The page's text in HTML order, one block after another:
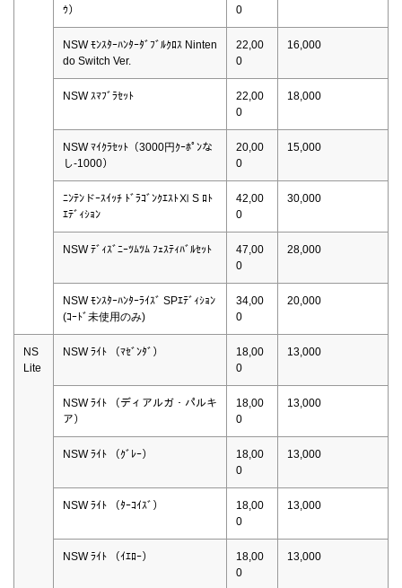
ｳ）
0
NSW ﾓﾝｽﾀｰﾊﾝﾀｰﾀﾞﾌﾞﾙｸﾛｽ Ninten
do Switch Ver.
22,00
0
16,000
NSW ｽﾏﾌﾞﾗｾｯﾄ
22,00
0
18,000
NSW ﾏｲｸﾗｾｯﾄ（3000円ｸｰﾎﾟﾝな
し-1000）
20,00
0
15,000
ﾆﾝﾃﾝドｰｽｲｯﾁ ﾄﾞﾗｺﾞﾝｸｴｽﾄⅪ S ﾛﾄ
ｴﾃﾞｨｼｮﾝ
42,00
0
30,000
NSW ﾃﾞｨｽﾞﾆｰﾂﾑﾂﾑ ﾌｪｽﾃｨﾊﾞﾙｾｯﾄ
47,00
0
28,000
NSW ﾓﾝｽﾀｰﾊﾝﾀｰﾗｲｽﾞ SPｴﾃﾞｨｼｮﾝ
(ｺｰﾄﾞ未使用のみ)
34,00
0
20,000
NS
Lite
NSW ﾗｲﾄ （ﾏｾﾞﾝﾀﾞ）
18,00
0
13,000
NSW ﾗｲﾄ （ディアルガ・パルキ
ア）
18,00
0
13,000
NSW ﾗｲﾄ （ｸﾞﾚｰ）
18,00
0
13,000
NSW ﾗｲﾄ （ﾀｰｺｲｽﾞ）
18,00
0
13,000
NSW ﾗｲﾄ （ｲｴﾛｰ）
18,00
0
13,000